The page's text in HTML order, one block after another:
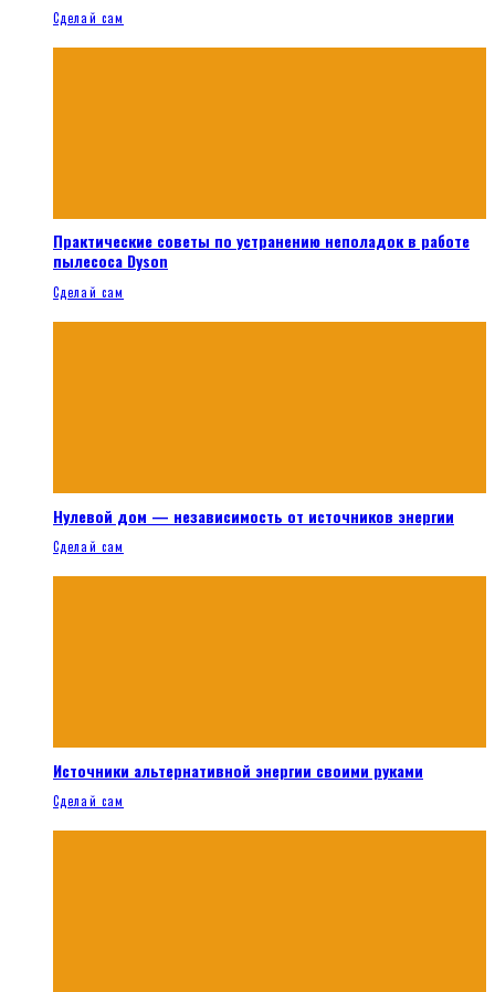
Сделай сам
Практические советы по устранению неполадок в работе
пылесоса Dyson
Сделай сам
Нулевой дом — независимость от источников энергии
Сделай сам
Источники альтернативной энергии своими руками
Сделай сам